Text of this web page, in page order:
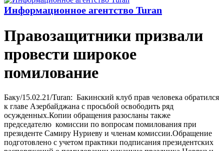
Информационное агентство Turan
Правозащитники призвали
провести широкое
помилование
Баку/15.02.21/Turan: Бакинский клуб прав человека обратился
к главе Азербайджана с просьбой освободить ряд
осужденных.Копии обращения разосланы также
председателю комиссии по вопросам помилования при
президенте Самиру Нуриеву и членам комиссии.Обращение
подготовлено с учетом практики подписания президентских